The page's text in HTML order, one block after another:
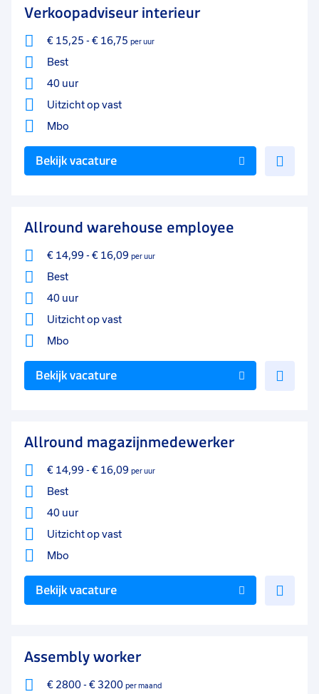
Filter
Sluiten
Verkoopadviseur interieur
€ 15,25 - € 16,75 per uur
Best
40 uur
Uitzicht op vast
Mbo
Bekijk vacature
Allround warehouse employee
€ 14,99 - € 16,09 per uur
Best
40 uur
Uitzicht op vast
Mbo
Bekijk vacature
Allround magazijnmedewerker
€ 14,99 - € 16,09 per uur
Best
40 uur
Uitzicht op vast
Mbo
Bekijk vacature
Assembly worker
€ 2800- € 3200 per maand